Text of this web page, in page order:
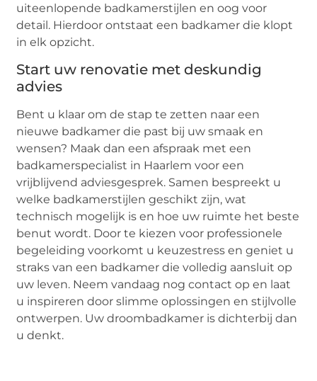
uiteenlopende badkamerstijlen en oog voor
detail. Hierdoor ontstaat een badkamer die klopt
in elk opzicht.
Start uw renovatie met deskundig
advies
Bent u klaar om de stap te zetten naar een
nieuwe badkamer die past bij uw smaak en
wensen? Maak dan een afspraak met een
badkamerspecialist in Haarlem voor een
vrijblijvend adviesgesprek. Samen bespreekt u
welke badkamerstijlen geschikt zijn, wat
technisch mogelijk is en hoe uw ruimte het beste
benut wordt. Door te kiezen voor professionele
begeleiding voorkomt u keuzestress en geniet u
straks van een badkamer die volledig aansluit op
uw leven. Neem vandaag nog contact op en laat
u inspireren door slimme oplossingen en stijlvolle
ontwerpen. Uw droombadkamer is dichterbij dan
u denkt.